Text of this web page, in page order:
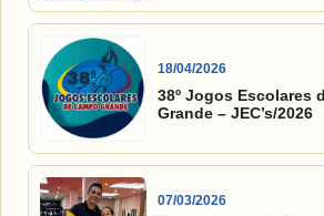
18/04/2026
38º Jogos Escolares
Grande – JEC’s/2026
07/03/2026